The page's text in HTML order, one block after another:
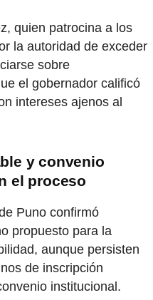
quien patrocina a los
la autoridad de exceder
sobre
el gobernador calificó
intereses ajenos al
y convenio
el proceso
Puno confirmó
propuesto para la
aunque persisten
de inscripción
institucional.